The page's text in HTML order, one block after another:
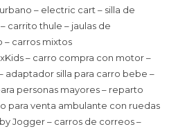
– electric cart – silla de
carrito thule – jaulas de
carros mixtos
– carro compra con motor –
adaptador silla para carro bebe –
personas mayores – reparto
para venta ambulante con ruedas
Jogger – carros de correos –